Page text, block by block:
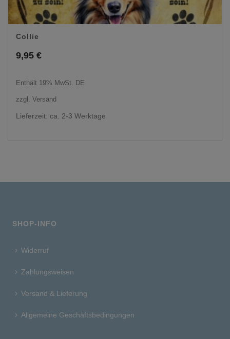
Collie
9,95 €
Enthält 19% MwSt. DE
zzgl. Versand
Lieferzeit: ca. 2-3 Werktage
SHOP-INFO
Widerruf
Zahlungsweisen
Versand & Lieferung
Allgemeine Geschäftsbedingungen